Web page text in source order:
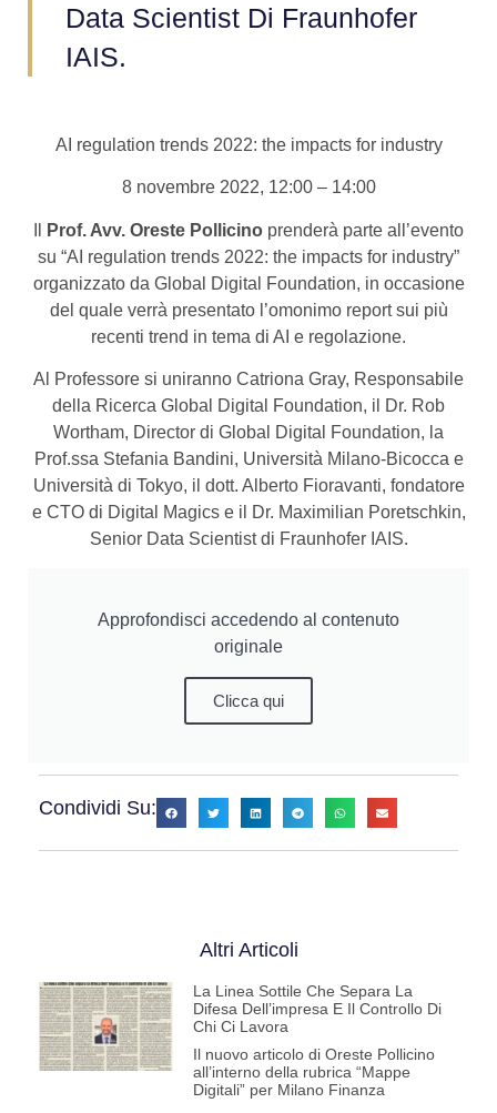
Data Scientist Di Fraunhofer
IAIS.
AI regulation trends 2022: the impacts for industry
8 novembre 2022, 12:00 – 14:00
Prof. Avv. Oreste Pollicino prenderà parte all’evento
su “AI regulation trends 2022: the impacts for industry”
organizzato da Global Digital Foundation, in occasione
del quale verrà presentato l’omonimo report sui più
recenti trend in tema di AI e regolazione.
Al Professore si uniranno Catriona Gray, Responsabile
della Ricerca Global Digital Foundation, il Dr. Rob
Wortham, Director di Global Digital Foundation, la
Prof.ssa Stefania Bandini, Università Milano-Bicocca e
Università di Tokyo, il dott. Alberto Fioravanti, fondatore
e CTO di Digital Magics e il Dr. Maximilian Poretschkin,
Senior Data Scientist di Fraunhofer IAIS.
Approfondisci accedendo al contenuto
originale
Clicca qui
Condividi Su:
Altri Articoli
La Linea Sottile Che Separa La
Difesa Dell’impresa E Il Controllo Di
Chi Ci Lavora
Il nuovo articolo di Oreste Pollicino
all’interno della rubrica “Mappe
Digitali” per Milano Finanza